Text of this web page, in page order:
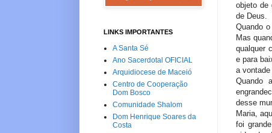
objeto de
de Deus.
Quando
Mas
qualquer
e para
a
Quando
desse
Maria,
foi
LINKS IMPORTANTES
A Santa Sé
Ano Sacerdotal OFICIAL
Arquidiocese de Maceió
Centro de Cooperação
Dom Bosco
Comunidade Shalom
Dom Henrique Soares da
Costa